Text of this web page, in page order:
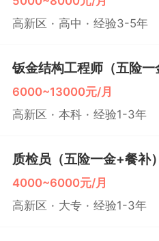
高新区 高中 经验3-5年
钣金结构工程师（五险一
6000~13000元/月
高新区 本科 经验1-3年
质检员（五险一金+餐补）
4000~6000元/月
高新区 大专 经验1-3年